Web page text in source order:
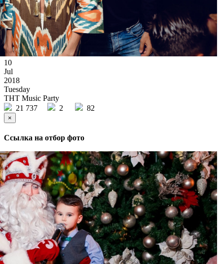
10
Jul
2018
Tuesday
ТНТ Music Party
21 737
2 82
×
Ссылка на отбор фото